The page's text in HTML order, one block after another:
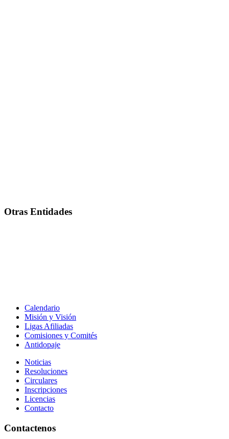
Otras Entidades
Calendario
Misión y Visión
Ligas Afiliadas
Comisiones y Comités
Antidopaje
Noticias
Resoluciones
Circulares
Inscripciones
Licencias
Contacto
Contactenos